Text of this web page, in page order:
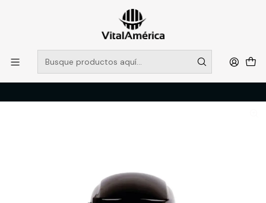
POR SISTEMA FRONTAL SOLO RETIROS EN TIENDA, DESDE
MUCHAS GRACIAS +569 5956 2237
Leer más
Inicio Catálogo SOLDADOR
MASCARAS
MASCARA DE SOLDAR STRONG WELDER 550 LIBUS